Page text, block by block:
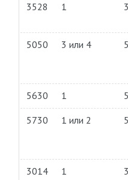
3528 1
5050 3 или 4
5630 1
5730 1 или 2
3014 1